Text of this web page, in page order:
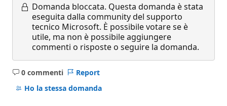
Domanda bloccata. Questa domanda è stata
eseguita dalla community del supporto
tecnico Microsoft. È possibile votare se è
utile, ma non è possibile aggiungere
commenti o risposte o seguire la domanda.
0 commenti
Nessun
commento
Report
Ho la stessa domanda